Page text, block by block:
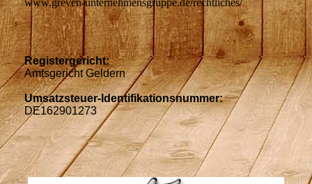
www.greven-unternehmensgruppe.de/rechtliches/
Registergericht:
Amtsgericht Geldern
Umsatzsteuer-Identifikationsnummer:
DE162901273